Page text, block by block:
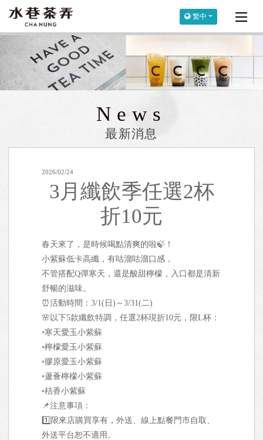
繁中
News
最新消息
2026/02/24
3月纖飲季任選2杯
折10元
春天來了，是時候喝點清爽的啦🍃！
小紫蘇低卡高纖，有咕溜咕溜口感，
不管搭配Q彈寒天，還是酸甜檸檬，入口都是清新
舒暢的滋味。
⏰活動時間：3/1(日)～3/31(二)
🌸以下5款纖飲特調，任選2杯現折10元，限L杯：
▫️寒天愛玉小紫蘇
▫️檸檬愛玉小紫蘇
▫️膠原愛玉小紫蘇
▫️蘆薈檸檬小紫蘇
▫️桔香小紫蘇
📌注意事項：
1️⃣限來店購買享有，外送、線上點餐門市自取、
外送平台恕不適用。